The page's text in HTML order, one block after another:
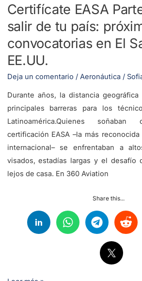
Certifícate EASA
salir de tu país:
convocatorias en El
EE.UU.
Deja un comentario / Aeronáutica /
Durante años, la distancia
principales barreras para los
Latinoamérica.Quienes
certificación EASA –la más
internacional– se enfrentaban a
visados, estadías largas y el desafío
lejos de casa. En 360 Aviation
Share this...
convocatorias
en
El
o
EE.UU.